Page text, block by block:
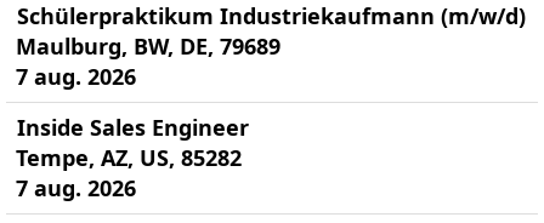
Schülerpraktikum Industriekaufmann (m/w/d)
Maulburg, BW, DE, 79689
7 aug. 2026
Inside Sales Engineer
Tempe, AZ, US, 85282
7 aug. 2026